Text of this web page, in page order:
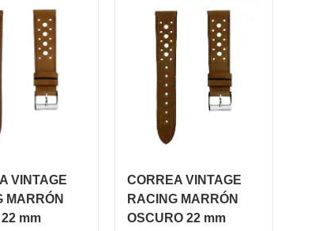
VINTAGE
MARRÓN
mm
CORREA VINTAGE
RACING MARRÓN
OSCURO 22 mm